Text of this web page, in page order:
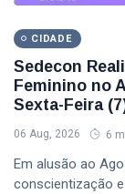
CIDADE
Sedecon
Feminino no
Sexta-Feira
06 Aug, 2026 6
Em alusão ao
conscientização